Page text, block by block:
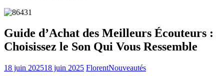
Guide d’Achat des Meilleurs Écouteurs :
Choisissez le Son Qui Vous Ressemble
18 juin 202518 juin 2025 FlorentNouveautés